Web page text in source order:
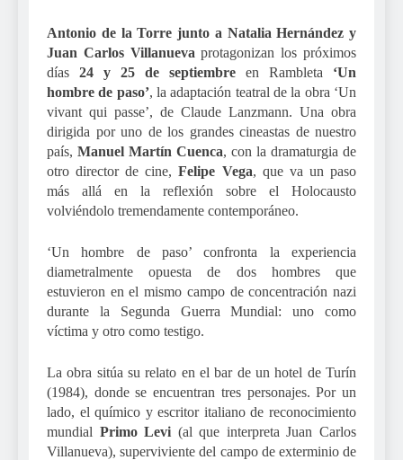
Antonio de la Torre junto a Natalia Hernández y
Juan Carlos Villanueva protagonizan los próximos
días 24 y 25 de septiembre en Rambleta ‘Un
hombre de paso’, la adaptación teatral de la obra ‘Un
vivant qui passe’, de Claude Lanzmann. Una obra
dirigida por uno de los grandes cineastas de nuestro
país, Manuel Martín Cuenca, con la dramaturgia de
otro director de cine, Felipe Vega, que va un paso
más allá en la reflexión sobre el Holocausto
volviéndolo tremendamente contemporáneo.
‘Un hombre de paso’ confronta la experiencia
diametralmente opuesta de dos hombres que
estuvieron en el mismo campo de concentración nazi
durante la Segunda Guerra Mundial: uno como
víctima y otro como testigo.
La obra sitúa su relato en el bar de un hotel de Turín
(1984), donde se encuentran tres personajes. Por un
lado, el químico y escritor italiano de reconocimiento
mundial Primo Levi (al que interpreta Juan Carlos
Villanueva), superviviente del campo de exterminio de